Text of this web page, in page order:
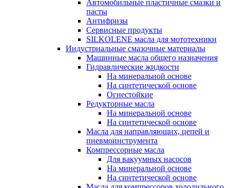
Автомобильные пластичные смазки и
пасты
Антифризы
Сервисные продукты
SILKOLENE масла для мототехники
Индустриальные смазочные материалы
Машинные масла общего назначения
Гидравлические жидкости
На минеральной основе
На синтетической основе
Огнестойкие
Редукторные масла
На минеральной основе
На синтетической основе
Масла для направляющих, цепей и
пневмоинструмента
Компрессорные масла
Для вакуумных насосов
На минеральной основе
На синтетической основе